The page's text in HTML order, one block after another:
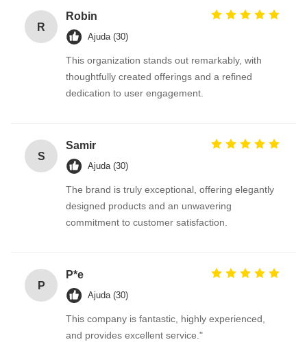
R
Robin
Ajuda (30)
This organization stands out remarkably, with
thoughtfully created offerings and a refined
dedication to user engagement.
S
Samir
Ajuda (30)
The brand is truly exceptional, offering elegantly
designed products and an unwavering
commitment to customer satisfaction.
P
P*e
Ajuda (30)
This company is fantastic, highly experienced,
and provides excellent service."